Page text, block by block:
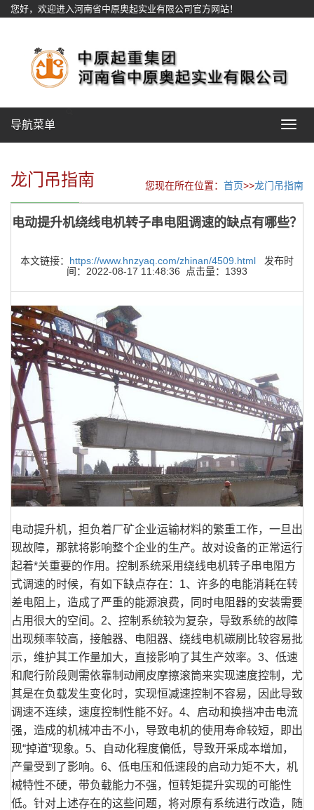
您好，欢迎进入河南省中原奥起实业有限公司官方网站！
Toggle
导航菜单
龙门吊指南 您现在所在位置： 首页>>龙门吊指南
电动提升机绕线电机转子串电阻调速的缺点有哪些？
本文链接： https://www.hnzyaq.com/zhinan/4509.html 发布时
间：2022-08-17 11:48:36 点击量：1393
电动提升机，担负着厂矿企业运输材料的繁重工作，一旦出
现故障，那就将影响整个企业的生产。故对设备的正常运行
起着*关重要的作用。控制系统采用绕线电机转子串电阻方
式调速的时候，有如下缺点存在：1、许多的电能消耗在转
差电阻上，造成了严重的能源浪费，同时电阻器的安装需要
占用很大的空间。2、控制系统较为复杂，导致系统的故障
出现频率较高，接触器、电阻器、绕线电机碳刷比较容易批
示，维护其工作量加大，直接影响了其生产效率。3、低速
和爬行阶段则需依靠制动闸皮摩擦滚筒来实现速度控制，尤
其是在负载发生变化时，实现恒减速控制不容易，因此导致
调速不连续，速度控制性能不好。4、启动和换挡冲击电流
强，造成的机械冲击不小，导致电机的使用寿命较短，即出
现“掉道”现象。5、自动化程度偏低，导致开采成本增加，
产量受到了影响。6、低电压和低速段的启动力矩不大，机
械特性不硬，带负载能力不强，恒转矩提升实现的可能性
低。针对上述存在的这些问题，将对原有系统进行改造，随